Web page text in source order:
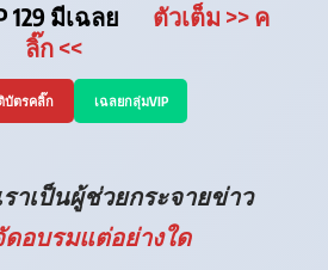
129 มีเฉลย ตัวเต็ม >> ค
ลิ๊ก <<
บัตรคลิ๊ก เฉลยกลุ่มVIP
ราเป็นผู้ช่วยกระจายข่าว
อบรมแต่อย่างใด